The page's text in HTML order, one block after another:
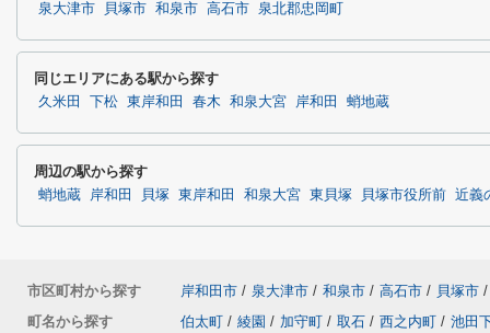
泉大津市 貝塚市 和泉市 高石市 泉北郡忠岡町
同じエリアにある駅から探す
久米田 下松 東岸和田 春木 和泉大宮 岸和田 蛸地蔵
周辺の駅から探す
蛸地蔵 岸和田 貝塚 東岸和田 和泉大宮 東貝塚 貝塚市役所前 近義
市区町村から探す 岸和田市 / 泉大津市 / 和泉市 / 高石市 / 貝塚市 /
町名から探す
伯太町 / 綾園 / 加守町 / 取石 / 西之内町 / 池田